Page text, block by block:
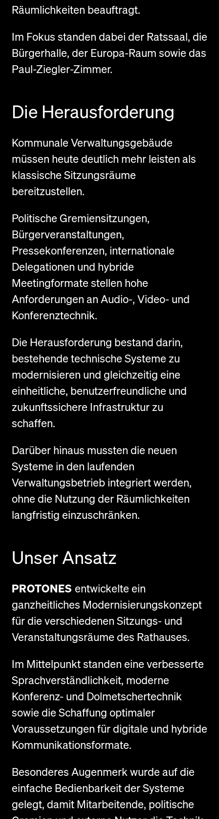
Räumlichkeiten beauftragt.
Im Fokus standen dabei der Ratssaal, die
Bürgerhalle, der Europa-Raum sowie das
Paul-Ziegler-Zimmer.
Die Herausforderung
Kommunale Verwaltungsgebäude
müssen heute deutlich mehr leisten als
klassische Sitzungsräume
bereitzustellen.
Politische Gremiensitzungen,
Bürgerveranstaltungen,
Pressekonferenzen, internationale
Delegationen und hybride
Meetingformate stellen hohe
Anforderungen an Audio-, Video- und
Konferenztechnik.
Die Herausforderung bestand darin,
bestehende technische Systeme zu
modernisieren und gleichzeitig eine
einheitliche, benutzerfreundliche und
zukunftssichere Infrastruktur zu
schaffen.
Darüber hinaus mussten die neuen
Systeme in den laufenden
Verwaltungsbetrieb integriert werden,
ohne die Nutzung der Räumlichkeiten
langfristig einzuschränken.
Unser Ansatz
PROTONES entwickelte ein
ganzheitliches Modernisierungskonzept
für die verschiedenen Sitzungs- und
Veranstaltungsräume des Rathauses.
Im Mittelpunkt standen eine verbesserte
Sprachverständlichkeit, moderne
Konferenz- und Dolmetschertechnik
sowie die Schaffung optimaler
Voraussetzungen für digitale und hybride
Kommunikationsformate.
Besonderes Augenmerk wurde auf die
einfache Bedienbarkeit der Systeme
gelegt, damit Mitarbeitende, politische